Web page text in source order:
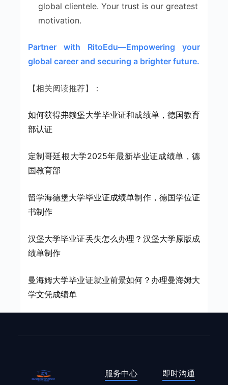
global clientele. Your trust is our greatest
motivation.
Partner with RitoEdu—Empowering your
global career and securing a brighter future.
【相关阅读推荐】：
如何获得弗赖堡大学毕业证和成绩单，德国教育
部认证
定制哥廷根大学2025年最新毕业证成绩单，德
国教育部
留学海德堡大学毕业证成绩单制作，德国学位证
书制作
汉堡大学毕业证丢失怎么办理？汉堡大学原版成
绩单制作
曼海姆大学毕业证就业前景如何？办理曼海姆大
学文凭成绩单
服务中心 即时沟通